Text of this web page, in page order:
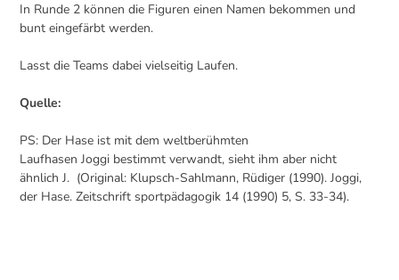
In Runde 2 können die Figuren einen Namen bekommen und
bunt eingefärbt werden.
Lasst die Teams dabei vielseitig Laufen.
Quelle:
PS: Der Hase ist mit dem weltberühmten
Laufhasen Joggi bestimmt verwandt, sieht ihm aber nicht
ähnlich J. (Original: Klupsch-Sahlmann, Rüdiger (1990). Joggi,
der Hase. Zeitschrift sportpädagogik 14 (1990) 5, S. 33-34).